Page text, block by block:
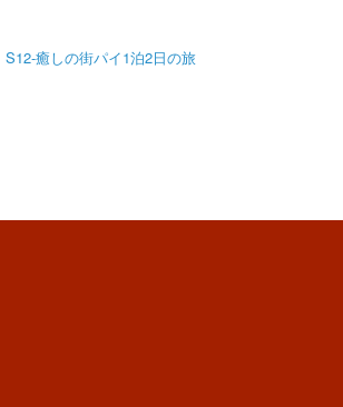
S12-癒しの街パイ1泊2日の旅